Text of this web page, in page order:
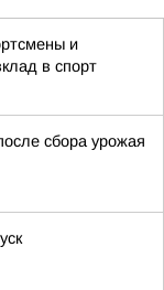
и
в спорт
сбора урожая